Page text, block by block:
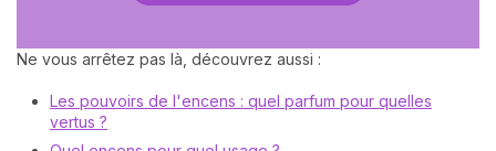
Ne vous arrêtez pas là, découvrez aussi :
Les pouvoirs de l'encens : quel parfum pour quelles
vertus ?